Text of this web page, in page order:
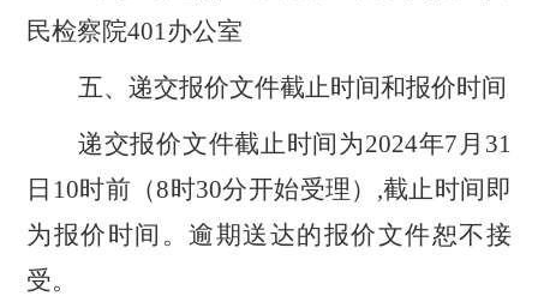
民检察院401办公室
五、递交报价文件截止时间和报价时间
递交报价文件截止时间为2024年7月31
日10时前（8时30分开始受理）,截止时间即
为报价时间。逾期送达的报价文件恕不接
受。